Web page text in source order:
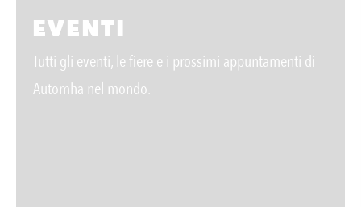
EVENTI
Tutti gli eventi, le fiere e i prossimi appuntamenti di
Automha nel mondo.